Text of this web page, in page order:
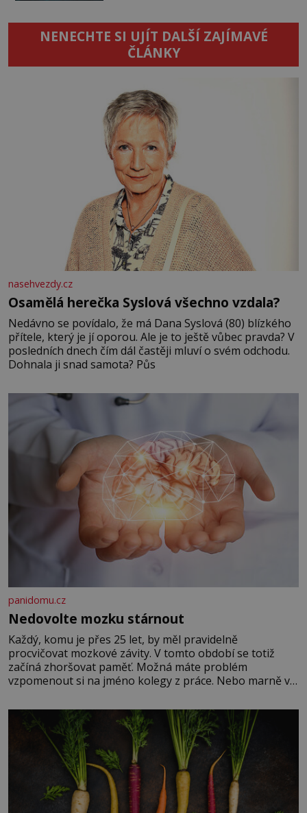
NENECHTE SI UJÍT DALŠÍ ZAJÍMAVÉ
ČLÁNKY
nasehvezdy.cz
Osamělá herečka Syslová všechno vzdala?
Nedávno se povídalo, že má Dana Syslová (80) blízkého
přítele, který je jí oporou. Ale je to ještě vůbec pravda? V
posledních dnech čím dál častěji mluví o svém odchodu.
Dohnala ji snad samota? Půs
panidomu.cz
Nedovolte mozku stárnout
Každý, komu je přes 25 let, by měl pravidelně
procvičovat mozkové závity. V tomto období se totiž
začíná zhoršovat paměť. Možná máte problém
vzpomenout si na jméno kolegy z práce. Nebo marně v
Je to opravdu tak, s věkem jako kdyby se paměť
rozhodla stávkovat. Cvičte